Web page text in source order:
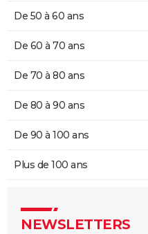
De 50 à 60 ans
De 60 à 70 ans
De 70 à 80 ans
De 80 à 90 ans
De 90 à 100 ans
Plus de 100 ans
NEWSLETTERS